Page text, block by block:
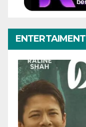
ENTERTAIMENT